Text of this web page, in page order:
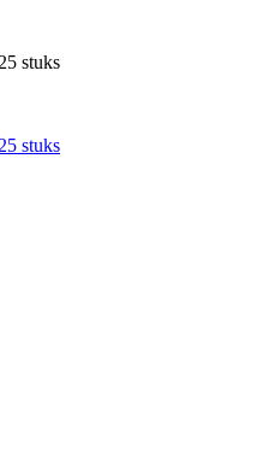
stuks
stuks